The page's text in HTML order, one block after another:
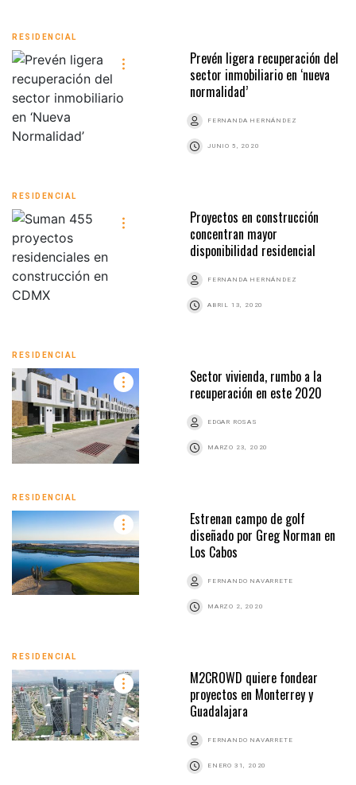
RESIDENCIAL
Prevén ligera recuperación del
sector inmobiliario en ‘nueva
normalidad’
FERNANDA HERNÁNDEZ
JUNIO 5, 2020
RESIDENCIAL
Proyectos en construcción
concentran mayor
disponibilidad residencial
FERNANDA HERNÁNDEZ
ABRIL 13, 2020
RESIDENCIAL
Sector vivienda, rumbo a la
recuperación en este 2020
EDGAR ROSAS
MARZO 23, 2020
RESIDENCIAL
Estrenan campo de golf
diseñado por Greg Norman en
Los Cabos
FERNANDO NAVARRETE
MARZO 2, 2020
RESIDENCIAL
M2CROWD quiere fondear
proyectos en Monterrey y
Guadalajara
FERNANDO NAVARRETE
ENERO 31, 2020